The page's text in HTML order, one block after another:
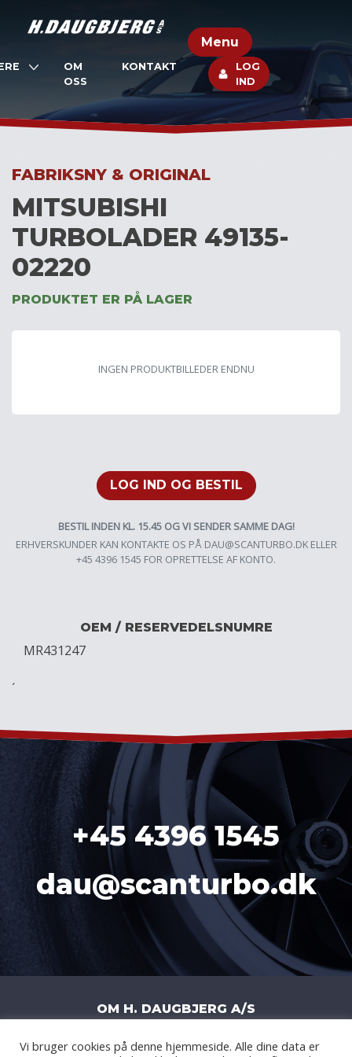
Menu
OM
OSS
KONTAKT
LOG
IND
FABRIKSNY & ORIGINAL
MITSUBISHI
TURBOLADER 49135-
02220
PRODUKTET ER PÅ LAGER
INGEN PRODUKTBILLEDER ENDNU
LOG IND OG BESTIL
BESTIL INDEN KL. 15.45 OG VI SENDER SAMME DAG!
ERHVERSKUNDER KAN KONTAKTE OS PÅ DAU@SCANTURBO.DKELLER
+45 4396 1545 FOR OPRETTELSE AF KONTO.
OEM / RESERVEDELSNUMRE
MR431247
´
+45 4396 1545
dau@scanturbo.dk
OM H. DAUGBJERG A/S
H. DAUGBJERG A/S | LITERBUEN 11J |
Vi bruger cookies på denne hjemmeside. Alle dine data er